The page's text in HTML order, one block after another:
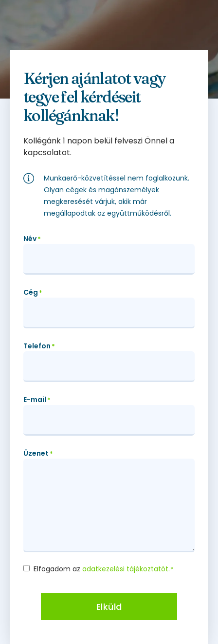
Kérjen ajánlatot vagy
tegye fel kérdéseit
kollégánknak!
Kollégánk 1 napon belül felveszi Önnel a
kapcsolatot.
Munkaerő-közvetítéssel nem foglalkozunk.
Olyan cégek és magánszemélyek
megkeresését várjuk, akik már
megállapodtak az együttműködésről.
Név*
Cég *
Telefon *
E-mail *
Üzenet *
Consent*
Elfogadom az adatkezelési tájékoztatót.*
Elküld